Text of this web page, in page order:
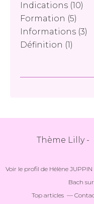
Indications (10)
Formation (5)
Informations (3)
Définition (1)
Thème Lilly -
Voir le profil de Hélène
Bach
Top articles